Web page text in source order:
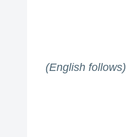
(English follows)